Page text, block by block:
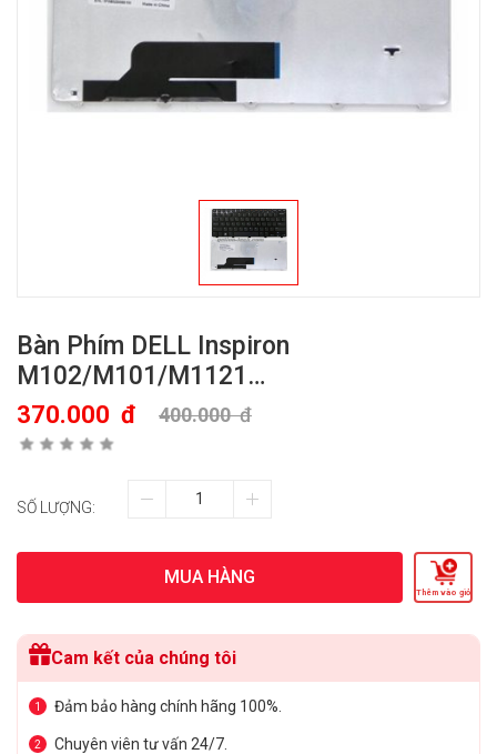
Bàn Phím DELL Inspiron
M102/M101/M1121…
370.000 đ 400.000đ
SỐ LƯỢNG:
MUA HÀNG
Thêm vào giỏ
Cam kết của chúng tôi
1 Đảm bảo hàng chính hãng 100%.
2 Chuyên viên tư vấn 24/7.